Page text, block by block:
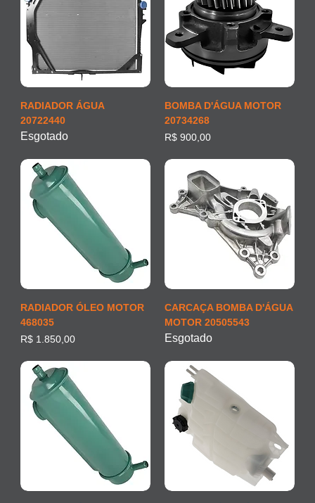
RADIADOR ÁGUA
20722440
Esgotado
BOMBA D'ÁGUA MOTOR
20734268
Preço
R$ 900,00
RADIADOR ÓLEO MOTOR
468035
Preço
R$ 1.850,00
CARCAÇA BOMBA D'ÁGUA
MOTOR 20505543
Esgotado